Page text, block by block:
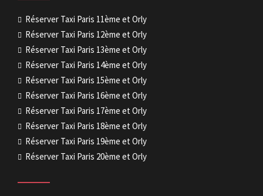
Réserver Taxi Paris 11ème et Orly
Réserver Taxi Paris 12ème et Orly
Réserver Taxi Paris 13ème et Orly
Réserver Taxi Paris 14ème et Orly
Réserver Taxi Paris 15ème et Orly
Réserver Taxi Paris 16ème et Orly
Réserver Taxi Paris 17ème et Orly
Réserver Taxi Paris 18ème et Orly
Réserver Taxi Paris 19ème et Orly
Réserver Taxi Paris 20ème et Orly